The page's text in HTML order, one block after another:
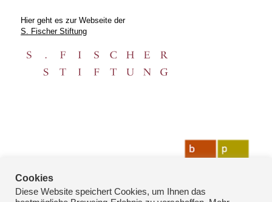
Hier geht es zur Webseite der
S. Fischer Stiftung
Cookies
Diese Website speichert Cookies, um Ihnen das